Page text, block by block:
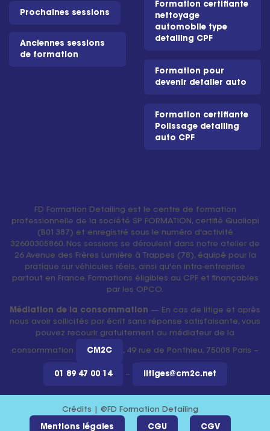
Prochaines sessions
Anciennes sessions
de formation
Formation certifiante
nettoyage
automobile type
detailing CPF
Formation pour
devenir detailer auto
Formation certifiante
Polissage detailing
auto CPF
FD Formation Detailing est le centre de formation
professionnelle de la société SP FORMATION, certifié Qualiopi
(B01387) et enregistré sous le numéro d'activité
32600305860. Nos sessions se déroulent dans notre atelier de
26 Avenue des Frères Lumière à Trappes (78), équipé pour la
pratique sur véhicules réels, ainsi qu'en intra-entreprise
partout en France. Formations éligibles au CPF et finançables
par les OPCO.
Médiation de la consommation — En cas de litige et après
nous avoir sollicités par écrit sans réponse satisfaisante, vous
pouvez recourir gratuitement au médiateur de la
consommation CM2C , 49 rue de Ponthieu, 75008 Paris –
01 89 47 00 14 – litiges@cm2c.net
Crédits | @FD Formation Detailing
Mentions légales CGU CGV